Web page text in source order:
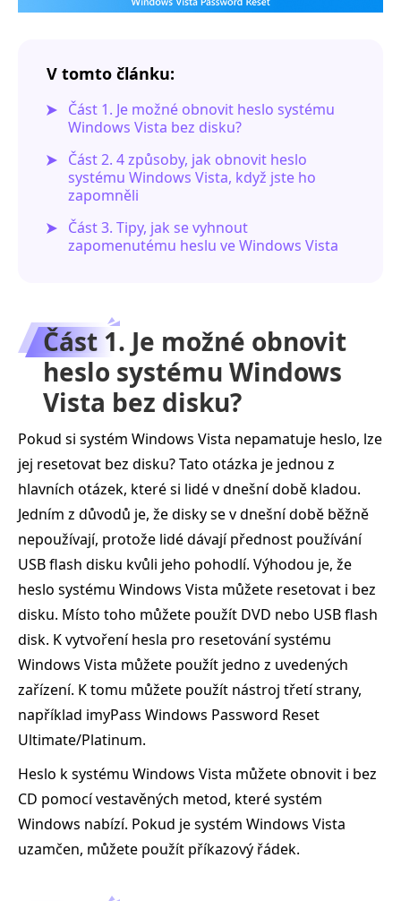
V tomto článku:
Část 1. Je možné obnovit heslo systému
Windows Vista bez disku?
Část 2. 4 způsoby, jak obnovit heslo
systému Windows Vista, když jste ho
zapomněli
Část 3. Tipy, jak se vyhnout
zapomenutému heslu ve Windows Vista
Část 1. Je možné obnovit
heslo systému Windows
Vista bez disku?
Pokud si systém Windows Vista nepamatuje heslo, lze
jej resetovat bez disku? Tato otázka je jednou z
hlavních otázek, které si lidé v dnešní době kladou.
Jedním z důvodů je, že disky se v dnešní době běžně
nepoužívají, protože lidé dávají přednost používání
USB flash disku kvůli jeho pohodlí. Výhodou je, že
heslo systému Windows Vista můžete resetovat i bez
disku. Místo toho můžete použít DVD nebo USB flash
disk. K vytvoření hesla pro resetování systému
Windows Vista můžete použít jedno z uvedených
zařízení. K tomu můžete použít nástroj třetí strany,
například imyPass Windows Password Reset
Ultimate/Platinum.
Heslo k systému Windows Vista můžete obnovit i bez
CD pomocí vestavěných metod, které systém
Windows nabízí. Pokud je systém Windows Vista
uzamčen, můžete použít příkazový řádek.